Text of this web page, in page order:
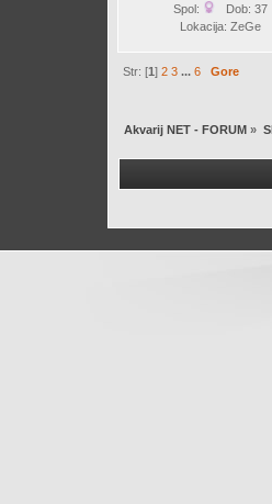
Spol:
Dob: 37
Lokacija: ZeGe
Str: [1]2 3 ...6 Gore
Akvarij NET - FORUM »